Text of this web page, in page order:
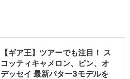
【ギア王】ツアーでも注目！ ス
コッティキャメロン、ピン、オ
デッセイ 最新パター3モデルを